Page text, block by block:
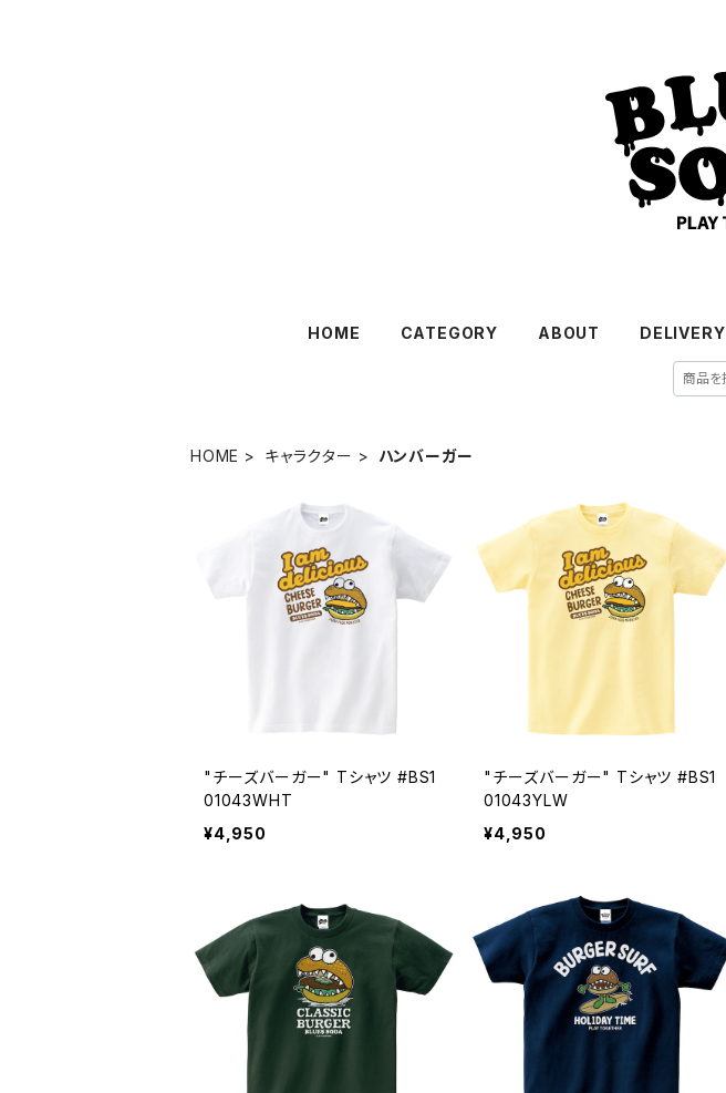
HOME CATEGORY ABOUT DELIVERY
HOME キャラクター ハンバーガー
"チーズバーガー" Tシャツ #BS1
01043WHT
¥4,950
"チーズバーガー" Tシャツ #BS1
01043YLW
¥4,950